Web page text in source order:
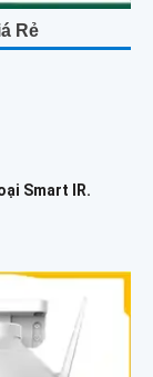
Rẻ
Smart IR.